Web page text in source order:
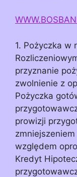
1. Pożyczka w
przyznanie
zwolnienie z
Pożyczka
prowizji
względem
Kredyt